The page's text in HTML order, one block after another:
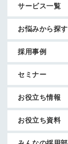
サービス一覧
お悩みから探す
採用事例
セミナー
お役立ち情報
お役立ち資料